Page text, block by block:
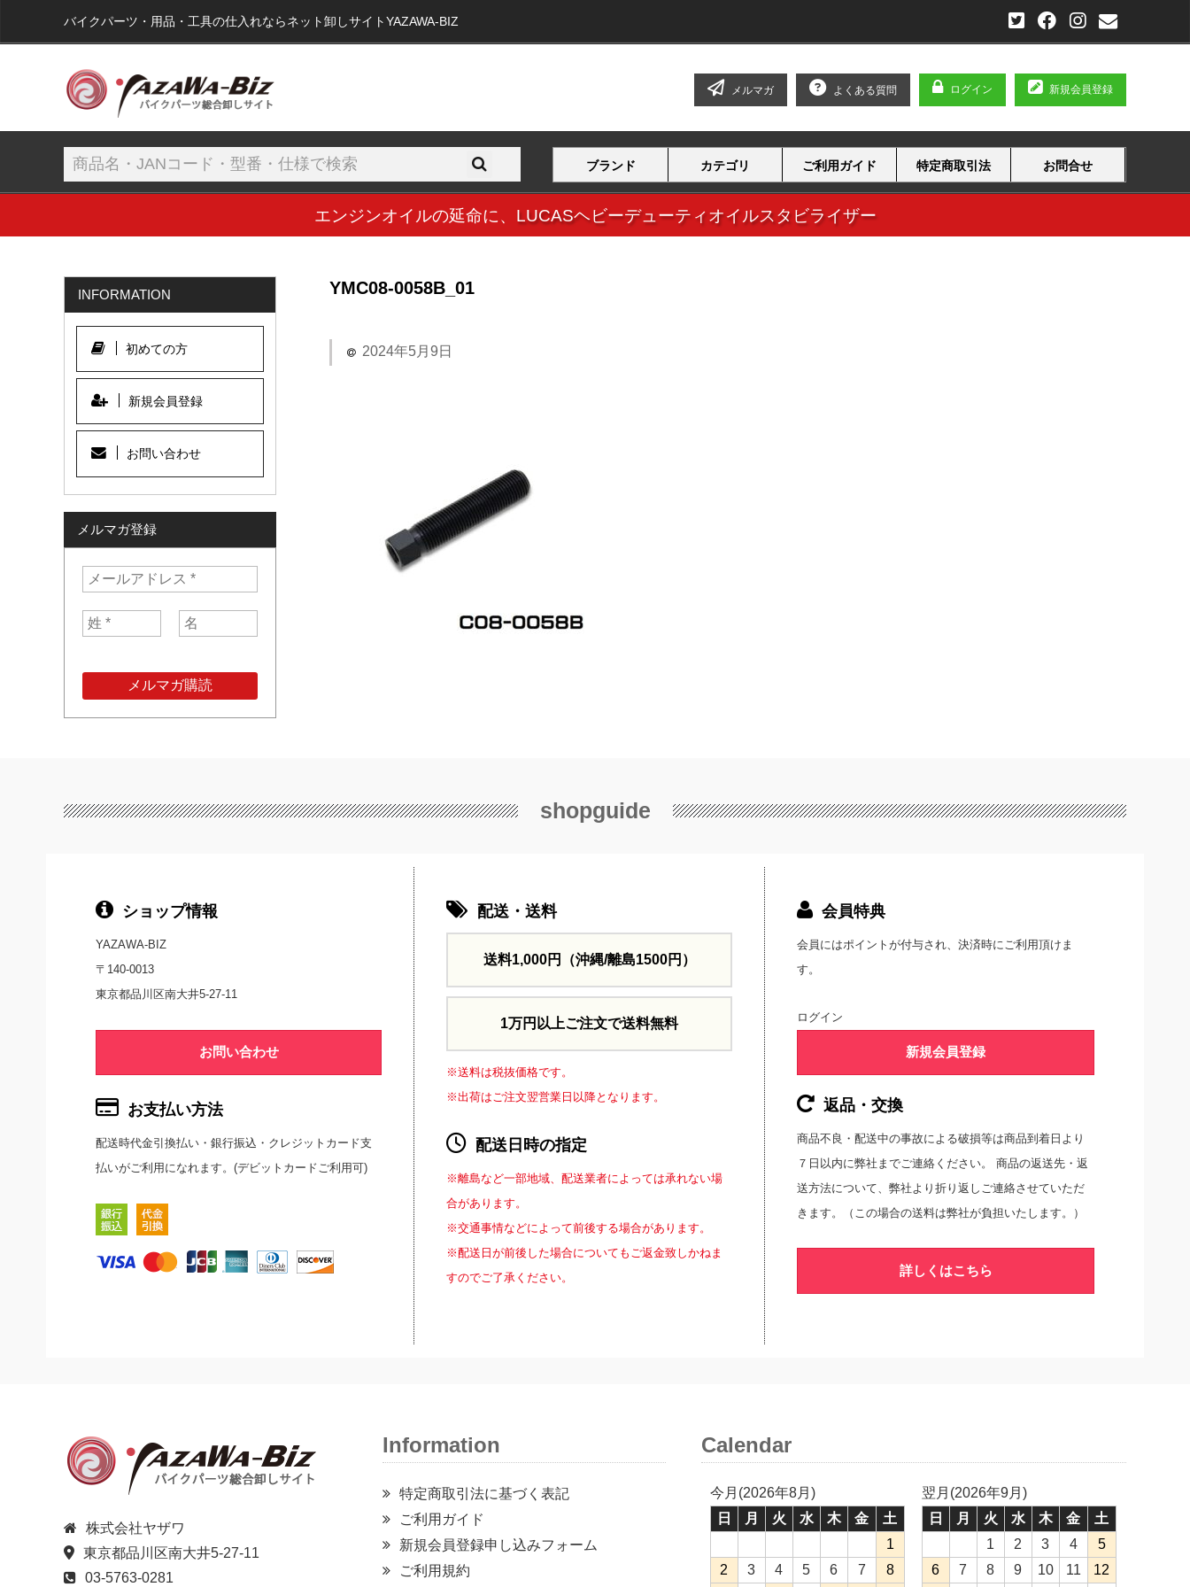
バイクパーツ・用品・工具の仕入れならネット卸しサイトYAZAWA-BIZ
メルマガ よくある質問 ログイン 新規会員登録
ブランド カテゴリ ご利用ガイド 特定商取引法 お問合せ
エンジンオイルの延命に、 LUCASヘビーデューティオイルスタビライザー
YMC08-0058B_01
2024年5月9日
INFORMATION
初めての方
新規会員登録
お問い合わせ
メルマガ登録
shopguide
ショップ情報
YAZAWA-BIZ
〒140-0013
東京都品川区南大井5-27-11
お問い合わせ
お支払い方法
配送時代金引換払い・銀行振込・クレジットカード支
払いがご利用になれます。(デビットカードご利用可)
配送・送料
送料1,000円 （沖縄/離島1500円）
1万円以上ご注文で送料無料
※送料は税抜価格です。
※出荷はご注文翌営業日以降となります。
配送日時の指定
※離島など一部地域、配送業者によっては承れない場
合があります。
※交通事情などによって前後する場合があります。
※配送日が前後した場合についてもご返金致しかねま
すのでご了承ください。
会員特典
会員にはポイントが付与され、決済時にご利用頂けま
す。
ログイン
新規会員登録
返品・交換
商品不良・配送中の事故による破損等は商品到着日より
７日以内に弊社までご連絡ください。 商品の返送先・返
送方法について、弊社より折り返しご連絡させていただ
きます。（この場合の送料は弊社が負担いたします。）
詳しくはこちら
株式会社ヤザワ
東京都品川区南大井5-27-11
03-5763-0281
Information
特定商取引法に基づく表記
ご利用ガイド
新規会員登録申し込みフォーム
ご利用規約
Calendar
今月(2026年8月)
日
月 火 水 木 金
土
1
2
3 4 5 6 7 8
翌月(2026年9月)
日
月 火 水 木 金
土
1
2 3 4
5
6
7 8 9 10 11 12